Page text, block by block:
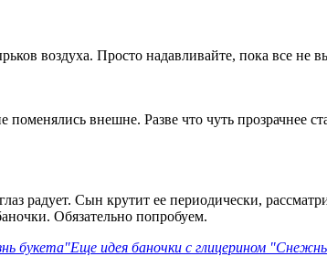
воздуха. Просто надавливайте, пока все не
внешне. Разве что чуть прозрачнее
радует. Сын крутит ее периодически,
Обязательно попробуем.
букета"Еще идея баночки с глицерином